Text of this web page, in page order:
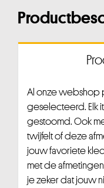
Al onze webshop
geselecteerd. Elk
gestoomd. Ook
twijfelt of deze
jouw favoriete
met de
je zeker dat jouw